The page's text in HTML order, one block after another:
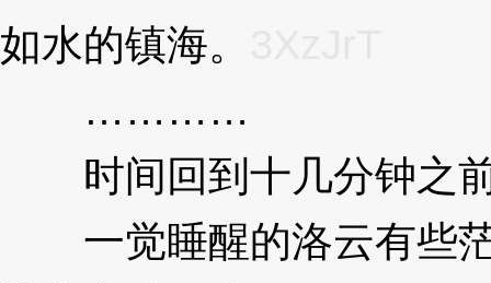
如水的镇海。
…………
时间回到十几分钟之
一觉睡醒的洛云有些茫